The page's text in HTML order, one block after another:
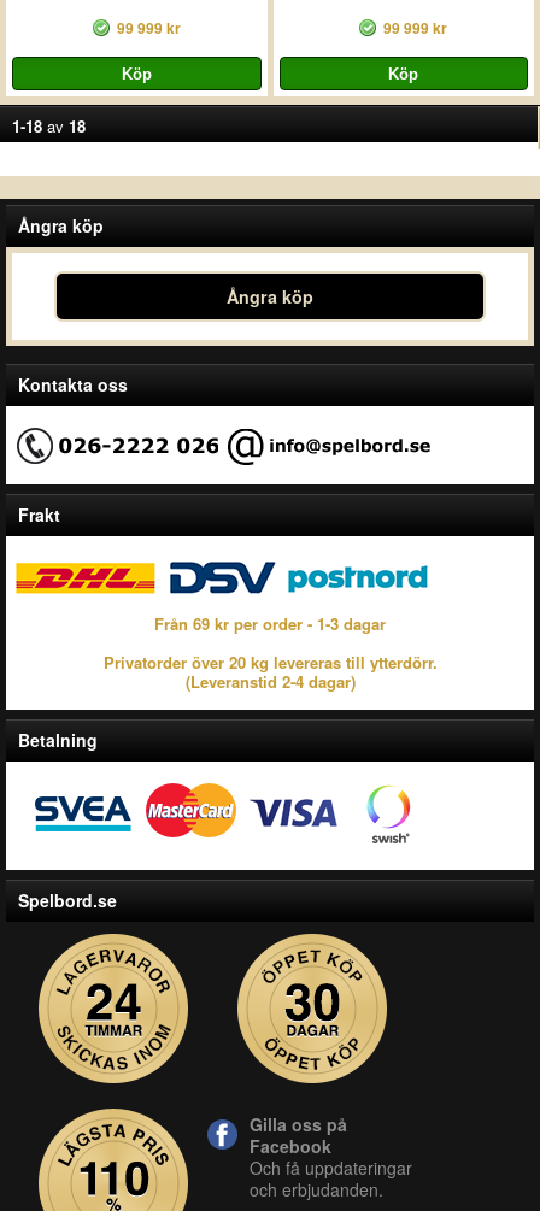
99 999 kr 99 999 kr
1-18 av 18
Ångra köp
Ångra köp
Kontakta oss
Frakt
Från 69 kr per order - 1-3 dagar
Privatorder över 20 kg levereras till ytterdörr.
(Leveranstid 2-4 dagar)
Betalning
Spelbord.se
Gilla oss på
Facebook
Och få uppdateringar
och erbjudanden.